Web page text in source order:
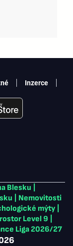
Blesku
Nemovitosti
mýty
Level 9
Liga 2026/27
Inzerce